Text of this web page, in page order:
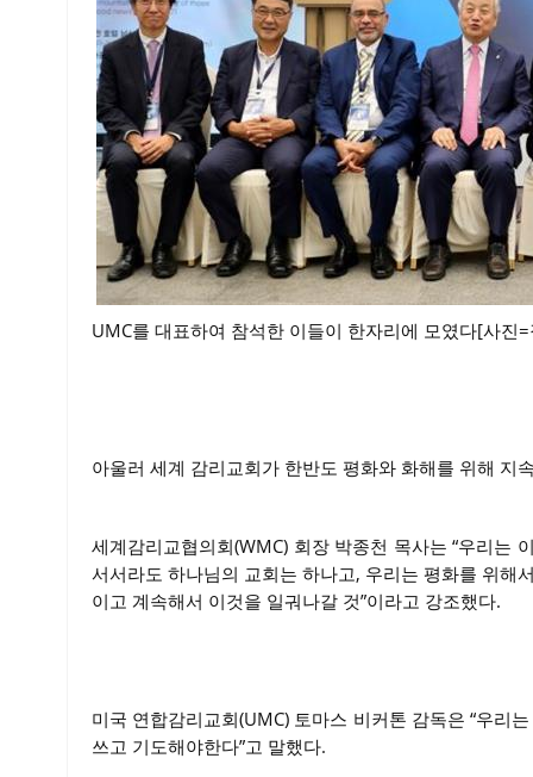
UMC를 대표하여 참석한 이들이 한자리에 모였다[사진
아울러 세계 감리교회가 한반도 평화와 화해를 위해 지
세계감리교협의회(WMC) 회장 박종천 목사는 “우리는
서서라도 하나님의 교회는 하나고, 우리는 평화를 위해
이고 계속해서 이것을 일궈나갈 것”이라고 강조했다.
미국 연합감리교회(UMC) 토마스 비커톤 감독은 “우리
쓰고 기도해야한다”고 말했다.